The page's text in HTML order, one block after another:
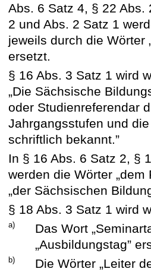
Abs. 6 Satz 4, § 22
2 und Abs. 2 Satz 1
jeweils durch die Wörter
ersetzt.
§ 16 Abs. 3 Satz 1 wird
„Die Sächsische
oder Studienreferendar
Jahrgangsstufen und
schriftlich bekannt.”
In § 16 Abs. 6 Satz 2, §
werden die Wörter
„der Sächsischen
§ 18 Abs. 3 Satz 1 wird
a)
Das Wort
„Ausbildungstag”
b)
Die Wörter „Leiter